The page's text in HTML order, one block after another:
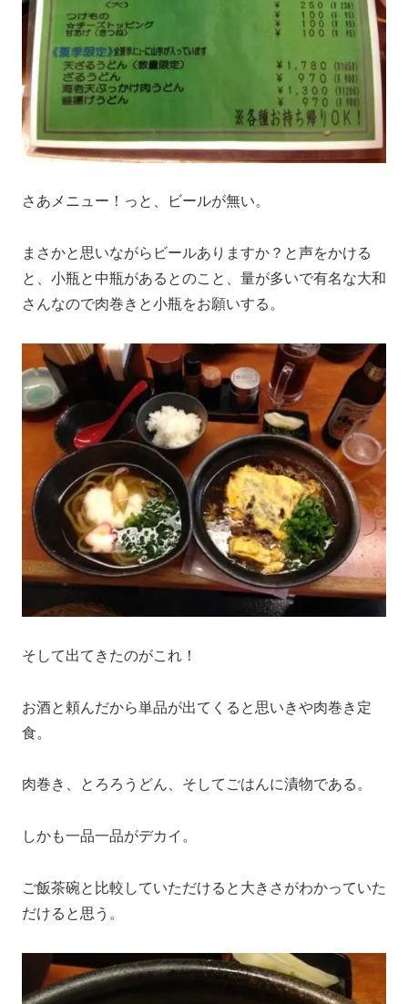
さあメニュー！っと、ビールが無い。
まさかと思いながらビールありますか？と声をかける
と、小瓶と中瓶があるとのこと、量が多いで有名な大和
さんなので肉巻きと小瓶をお願いする。
そして出てきたのがこれ！
お酒と頼んだから単品が出てくると思いきや肉巻き定
食。
肉巻き、とろろうどん、そしてごはんに漬物である。
しかも一品一品がデカイ。
ご飯茶碗と比較していただけると大きさがわかっていた
だけると思う。